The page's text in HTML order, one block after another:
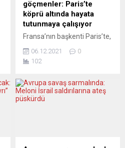
ALMAN İSTIHBARATININ
GİZLİ DOSYASI: KOD ADI
“SAAREMAA” “ZEIT” ve
“Süddeutsche Zeitung”
gazetelerinin
araştırmalarına göre, BND,...
göçmenler: Paris’te
köprü altında hayata
tutunmaya çalışıyor
Fransa’nın başkenti Paris’te,
ve refakatsiz çocukların da
olduğu göçmen grubu
altındaki tünelde soğuk hava
şartlarında yaşam
Burkina Faso, Sierra Leone,
06.12.2021
0
102